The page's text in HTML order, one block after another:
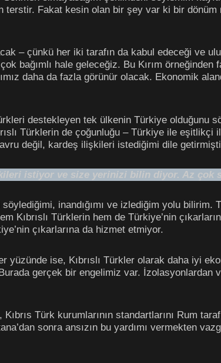
Fakat kesin olan bir şey var ki bir dönüm
– çünkü her iki tarafın da kabul edeceği ve
bağımlı hale geleceğiz. Bu Kırım örneğinden
daha da fazla görünür olacak. Ekonomik
destekleyen tek ülkenin Türkiye olduğunu
Türklerin de çoğunluğu – Türkiye ile eşitlikçi
değil, kardeş ilişkileri istediğimi dile
istiyor ve size yerinizi bilin diyor. Az çok
inandığımı ve izlediğim yolu
Kıbrıslı Türklerin hem de Türkiye’nin
çıkarlarına da hizmet etmiyor.
ise, Kıbrıslı Türkler olarak daha iyi
gerçek bir engelimiz var. İzolasyonlardan
Türk kurumlarının standartlarını Rum
sonra ansızın bu yardımı vermekten